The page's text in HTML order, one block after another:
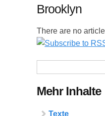
Brooklyn
There are no
Mehr Inhalte
Texte